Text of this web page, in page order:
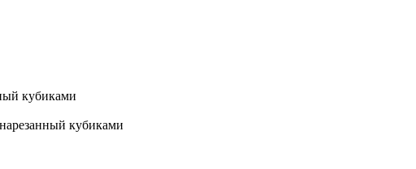
кубиками
кубиками